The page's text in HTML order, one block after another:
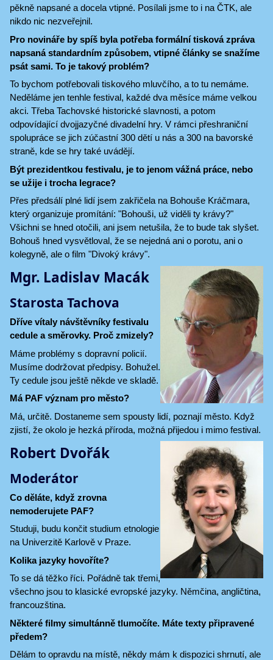
pěkně napsané a docela vtipné. Posílali jsme to i na ČTK, ale
nikdo nic nezveřejnil.
Pro novináře by spíš byla potřeba formální tisková zpráva
napsaná standardním způsobem, vtipné články se snažíme
psát sami. To je takový problém?
To bychom potřebovali tiskového mluvčího, a to tu nemáme.
Neděláme jen tenhle festival, každé dva měsíce máme velkou
akci. Třeba Tachovské historické slavnosti, a potom
odpovídající dvojjazyčné divadelní hry. V rámci přeshraniční
spolupráce se jich zúčastní 300 dětí u nás a 300 na bavorské
straně, kde se hry také uvádějí.
Být prezidentkou festivalu, je to jenom vážná práce, nebo
se užije i trocha legrace?
Přes předsálí plné lidí jsem zakřičela na Bohouše Kráčmara,
který organizuje promítání: "Bohouši, už viděli ty krávy?"
Všichni se hned otočili, ani jsem netušila, že to bude tak slyšet.
Bohouš hned vysvětloval, že se nejedná ani o porotu, ani o
kolegyně, ale o film "Divoký krávy".
Mgr. Ladislav Macák
Starosta Tachova
Dříve vítaly návštěvníky festivalu
cedule a směrovky. Proč zmizely?
Máme problémy s dopravní policií.
Musíme dodržovat předpisy. Bohužel.
Ty cedule jsou ještě někde ve skladě.
Má PAF význam pro město?
Má, určitě. Dostaneme sem spousty lidí, poznají město. Když
zjistí, že okolo je hezká příroda, možná přijedou i mimo festival.
Robert Dvořák
Moderátor
Co děláte, když zrovna
nemoderujete PAF?
Studuji, budu končit studium etnologie
na Univerzitě Karlově v Praze.
Kolika jazyky hovoříte?
To se dá těžko říci. Pořádně tak třemi,
všechno jsou to klasické evropské jazyky. Němčina, angličtina,
francouzština.
Některé filmy simultánně tlumočíte. Máte texty připravené
předem?
Dělám to opravdu na místě, někdy mám k dispozici shrnutí, ale